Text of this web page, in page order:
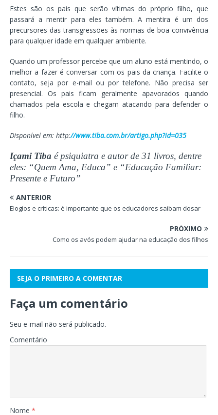
Estes são os pais que serão vítimas do próprio filho, que
passará a mentir para eles também. A mentira é um dos
precursores das transgressões às normas de boa convivência
para qualquer idade em qualquer ambiente.
Quando um professor percebe que um aluno está mentindo, o
melhor a fazer é conversar com os pais da criança. Facilite o
contato, seja por e-mail ou por telefone. Não precisa ser
presencial. Os pais ficam geralmente apavorados quando
chamados pela escola e chegam atacando para defender o
filho.
Disponível em: http://www.tiba.com.br/artigo.php?id=035
Içami Tiba é psiquiatra e autor de 31 livros, dentre
eles: “Quem Ama, Educa” e “Educação Familiar:
Presente e Futuro”
ANTERIOR
Elogios e críticas: é importante que os educadores saibam dosar
PRÓXIMO
Como os avós podem ajudar na educação dos filhos
SEJA O PRIMEIRO A COMENTAR
Faça um comentário
Seu e-mail não será publicado.
Comentário
Nome *